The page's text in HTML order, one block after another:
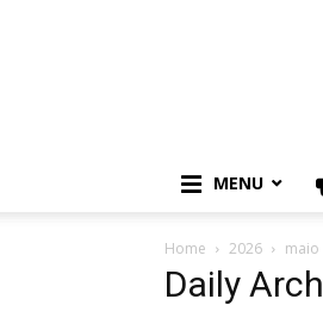
MENU
Home 2026 maio
Daily